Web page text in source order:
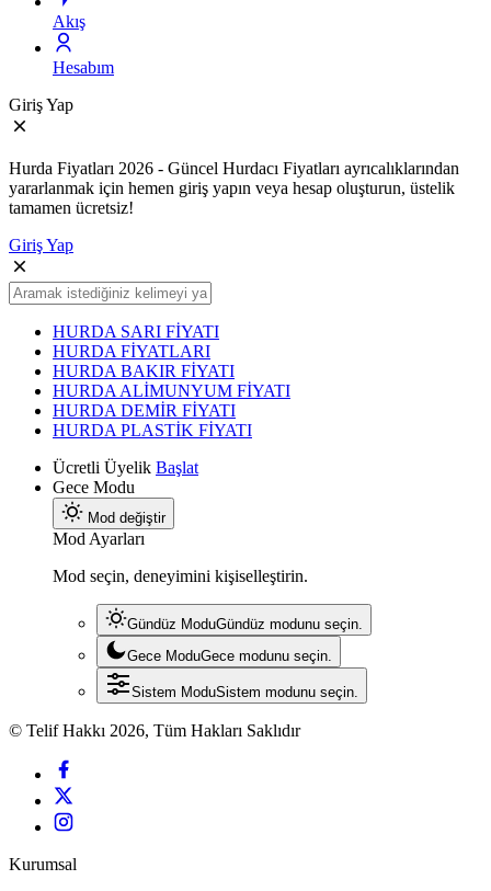
Akış
Hesabım
Giriş Yap
Hurda Fiyatları 2026 - Güncel Hurdacı Fiyatları ayrıcalıklarından
yararlanmak için hemen giriş yapın veya hesap oluşturun, üstelik
tamamen ücretsiz!
Giriş Yap
HURDA SARI FİYATI
HURDA FİYATLARI
HURDA BAKIR FİYATI
HURDA ALİMUNYUM FİYATI
HURDA DEMİR FİYATI
HURDA PLASTİK FİYATI
Ücretli Üyelik Başlat
Gece Modu
Mod değiştir
Mod Ayarları
Mod seçin, deneyimini kişiselleştirin.
Gündüz ModuGündüz modunu seçin.
Gece ModuGece modunu seçin.
Sistem ModuSistem modunu seçin.
© Telif Hakkı 2026, Tüm Hakları Saklıdır
Kurumsal